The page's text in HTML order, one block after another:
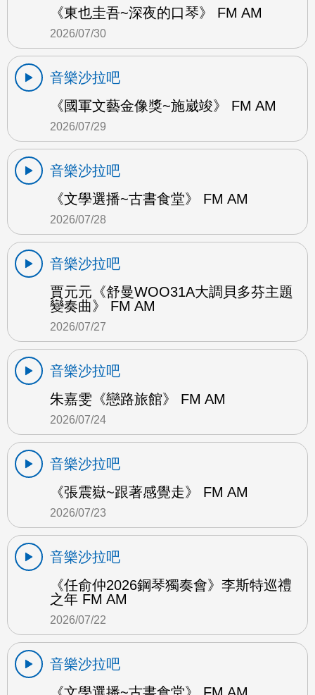
《東也圭吾~深夜的口琴》 FM AM
2026/07/30
音樂沙拉吧
《國軍文藝金像獎~施崴竣》 FM AM
2026/07/29
音樂沙拉吧
《文學選播~古書食堂》 FM AM
2026/07/28
音樂沙拉吧
賈元元《舒曼WOO31A大調貝多芬主題
變奏曲》 FM AM
2026/07/27
音樂沙拉吧
朱嘉雯《戀路旅館》 FM AM
2026/07/24
音樂沙拉吧
《張震嶽~跟著感覺走》 FM AM
2026/07/23
音樂沙拉吧
《任俞仲2026鋼琴獨奏會》李斯特巡禮
之年 FM AM
2026/07/22
音樂沙拉吧